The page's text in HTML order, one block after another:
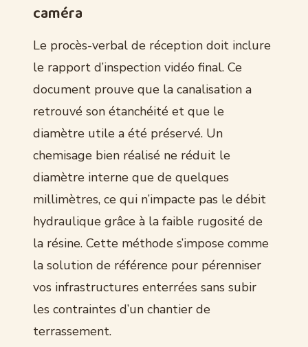
caméra
Le procès-verbal de réception doit inclure
le rapport d’inspection vidéo final. Ce
document prouve que la canalisation a
retrouvé son étanchéité et que le
diamètre utile a été préservé. Un
chemisage bien réalisé ne réduit le
diamètre interne que de quelques
millimètres, ce qui n’impacte pas le débit
hydraulique grâce à la faible rugosité de
la résine. Cette méthode s’impose comme
la solution de référence pour pérenniser
vos infrastructures enterrées sans subir
les contraintes d’un chantier de
terrassement.